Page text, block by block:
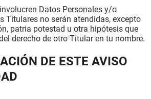
Datos Personales y/o
Titulares no serán atendidas, excepto
patria potestad u otra hipótesis que
derecho de otro Titular en tu nombre.
DE ESTE AVISO